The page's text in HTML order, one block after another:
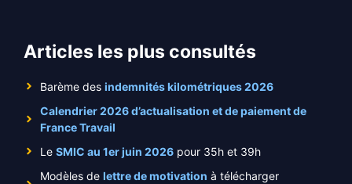
Articles les plus consultés
Barème des indemnités kilométriques 2026
Calendrier 2026 d’actualisation et de paiement de
France Travail
Le SMIC au 1er juin 2026 pour 35h et 39h
Modèles de lettre de motivation à télécharger